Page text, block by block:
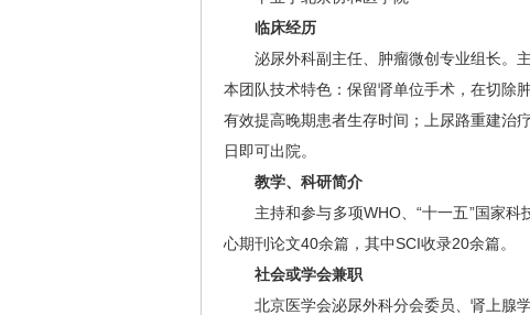
临床经历
泌尿外科副主任、肿瘤微创专业组长。
本团队技术特色：保留肾单位手术，在切除
有效提高晚期患者生存时间；上尿路重建治
日即可出院。
教学、科研简介
主持和参与多项WHO、“十一五”国家
心期刊论文40余篇，其中SCI收录20余篇。
社会或学会兼职
北京医学会泌尿外科分会委员、肾上腺